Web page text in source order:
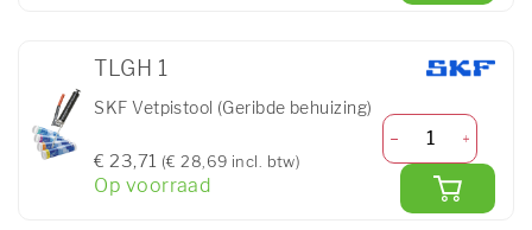
TLGH 1
SKF Vetpistool (Geribde behuizing)
€ 23,71 (€ 28,69 incl. btw)
Op voorraad